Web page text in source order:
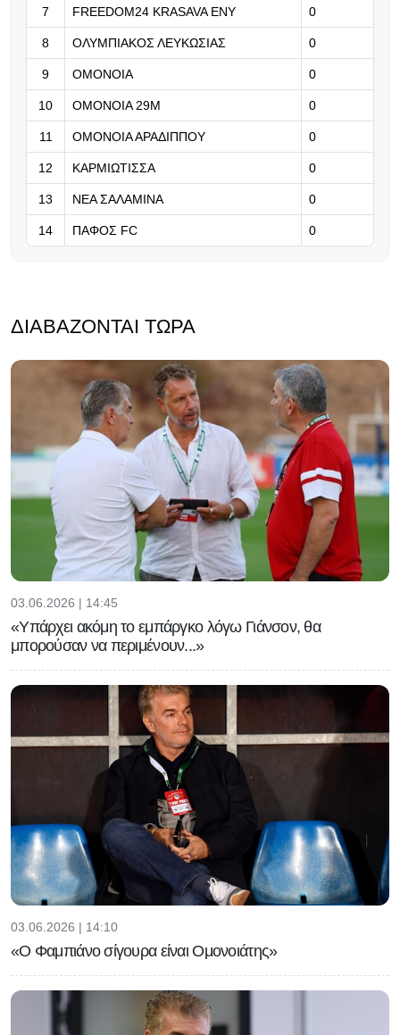
«Δεν ήταν εύκολος ο δρόμος της
επιστροφής - Καλώς επέστρεψε
Ρόνι» (Βίντεο)
07.08.2026 | 21:24
Βραβείο ΑΝΘΡΩΠΙΑΣ για τον Τάσο
Χατζηγιοβάννη
7 FREEDOM24 KRASAVA ΕΝΥ 0
8 ΟΛΥΜΠΙΑΚΟΣ ΛΕΥΚΩΣΙΑΣ 0
9 ΟΜΟΝΟΙΑ 0
10 ΟΜΟΝΟΙΑ 29Μ 0
11 ΟΜΟΝΟΙΑ ΑΡΑΔΙΠΠΟΥ 0
12 ΚΑΡΜΙΩΤΙΣΣΑ 0
13 ΝΕΑ ΣΑΛΑΜΙΝΑ 0
14 ΠΑΦΟΣ FC 0
ΔΙΑΒΆΖΟΝΤΑΙ ΤΏΡΑ
03.06.2026 | 14:45
«Υπάρχει ακόμη το εμπάργκο λόγω Γιάνσον, θα
μπορούσαν να περιμένουν...»
03.06.2026 | 14:10
«Ο Φαμπιάνο σίγουρα είναι Ομονοιάτης»